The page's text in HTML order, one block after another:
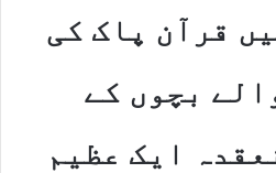
قرآن پاک کی
بچوں کے
ایک عظیم